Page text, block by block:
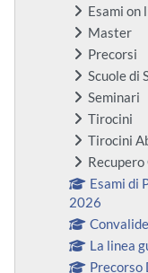
Esami on
Master
Precorsi
Scuole di
Seminari
Tirocini
Tirocini
Esami di
2026
La linea
Precorso